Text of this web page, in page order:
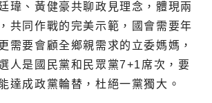
瑋、黃健豪共聊政見理念，體現兩
共同作戰的完美示範，國會需要年
需要會顧全鄉親需求的立委媽媽，
人是國民黨和民眾黨7+1 席次，要
達成政黨輪替，杜絕一黨獨大。